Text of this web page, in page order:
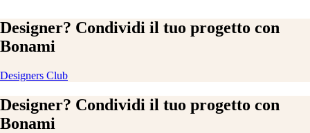
Designer? Condividi il tuo progetto con
Bonami
Designers Club
Designer? Condividi il tuo progetto con
Bonami